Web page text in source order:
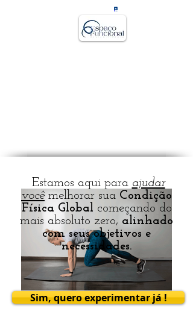
Sim, quero experimentar já !
Estamos aqui para ajudar
você melhorar sua Condição
Física Global começando do
mais absoluto zero, alinhado
com seus objetivos e
necessidades.